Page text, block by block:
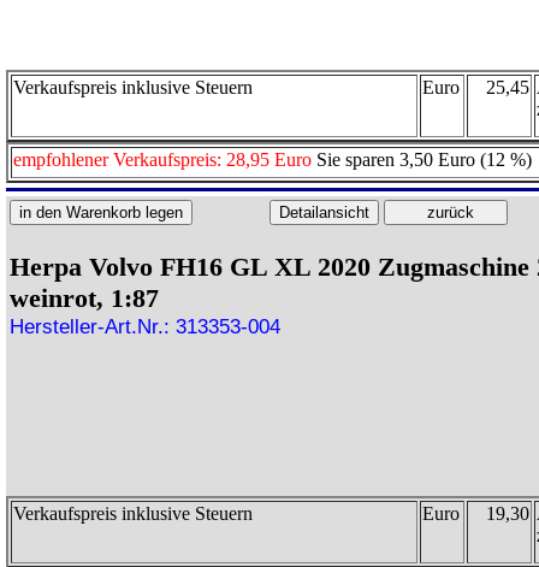
Verkaufspreis inklusive Steuern Euro 25,45
empfohlener Verkaufspreis: 28,95 Euro Sie sparen 3,50 Euro (12 %)
Herpa Volvo FH16 GL XL 2020 Zugmaschine
weinrot, 1:87
Hersteller-Art.Nr.: 313353-004
Verkaufspreis inklusive Steuern Euro 19,30